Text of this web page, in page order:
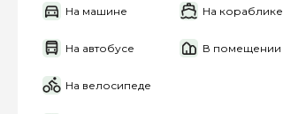
На машине На кораблике
На автобусе В помещении
На велосипеде